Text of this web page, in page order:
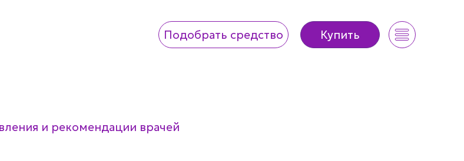
Купить
Подобрать средство
Подобрать средство Купить
и рекомендации врачей